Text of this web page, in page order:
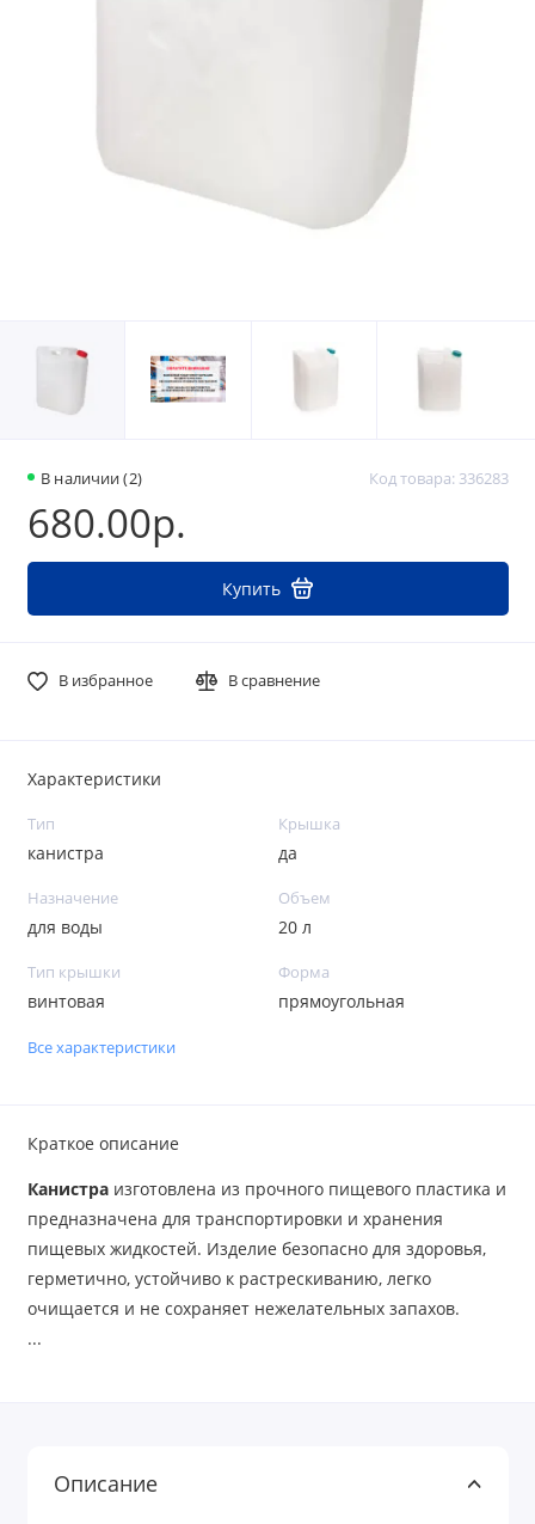
В наличии (2) Код товара: 336283
680.00р.
Купить
В избранное В сравнение
Характеристики
Тип
канистра
Крышка
да
Назначение
для воды
Объем
20 л
Тип крышки
винтовая
Форма
прямоугольная
Все характеристики
Краткое описание
Канистраизготовлена из прочного пищевого пластика и
предназначена для транспортировки и хранения
пищевых жидкостей. Изделие безопасно для здоровья,
герметично, устойчиво к растрескиванию, легко
очищается и не сохраняет нежелательных запахов.
...
Описание